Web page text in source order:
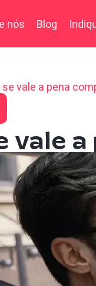
nós Blog
vale a pena
vale